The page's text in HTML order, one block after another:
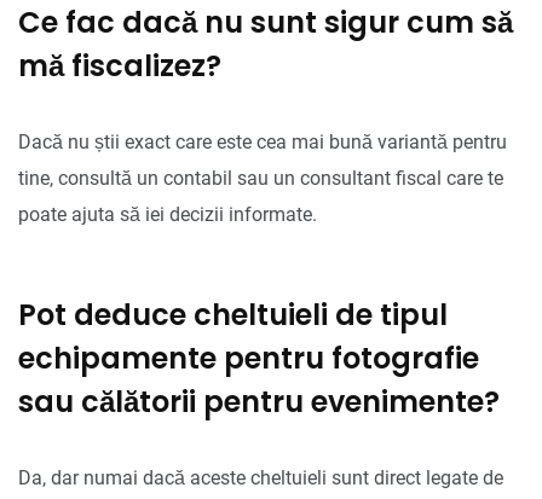
Ce fac dacă nu sunt sigur cum să
mă fiscalizez?
Dacă nu știi exact care este cea mai bună variantă pentru
tine, consultă un contabil sau un consultant fiscal care te
poate ajuta să iei decizii informate.
Pot deduce cheltuieli de tipul
echipamente pentru fotografie
sau călătorii pentru evenimente?
Da, dar numai dacă aceste cheltuieli sunt direct legate de